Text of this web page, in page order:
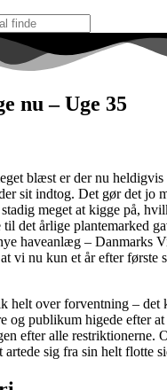
nu – Uge 35
blæst er der nu heldigvis
sit indtog. Det gør det jo
meget at kigge på,
til det årlige plantemarked
haveanlæg – Danmarks
vi nu kun et år efter første
helt over forventning – det
og publikum higede efter
efter alle restriktionerne.
artede sig fra sin helt flotte